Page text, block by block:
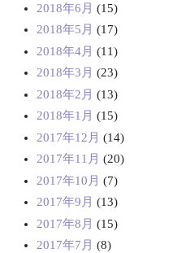
2018年6月 (15)
2018年5月 (17)
2018年4月 (11)
2018年3月 (23)
2018年2月 (13)
2018年1月 (15)
2017年12月 (14)
2017年11月 (20)
2017年10月 (7)
2017年9月 (13)
2017年8月 (15)
2017年7月 (8)